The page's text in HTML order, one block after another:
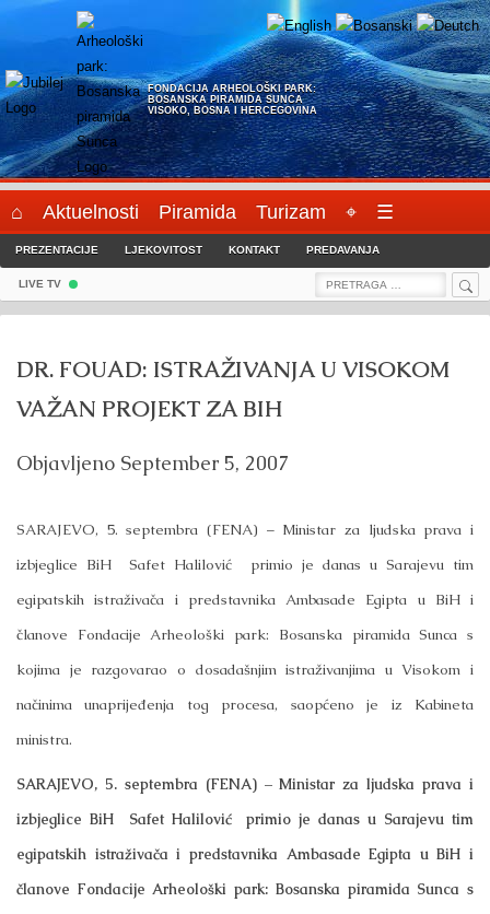
FONDACIJA ARHEOLOŠKI PARK:
BOSANSKA PIRAMIDA SUNCA
VISOKO, BOSNA I HERCEGOVINA
⌂ Aktuelnosti Piramida Turizam ⌖ ☰
PREZENTACIJE LJEKOVITOST KONTAKT PREDAVANJA
LIVE TV
Search
DR. FOUAD: ISTRAŽIVANJA U VISOKOM
VAŽAN PROJEKT ZA BIH
Objavljeno September 5, 2007
SARAJEVO, 5. septembra (FENA) – Ministar za ljudska prava i
izbjeglice BiH Safet Halilović primio je danas u Sarajevu tim
egipatskih istraživača i predstavnika Ambasade Egipta u BiH i
članove Fondacije Arheološki park: Bosanska piramida Sunca s
kojima je razgovarao o dosadašnjim istraživanjima u Visokom i
načinima unaprijeđenja tog procesa, saopćeno je iz Kabineta
ministra.
SARAJEVO, 5. septembra (FENA) – Ministar za ljudska prava i
izbjeglice BiH Safet Halilović primio je danas u Sarajevu tim
egipatskih istraživača i predstavnika Ambasade Egipta u BiH i
članove Fondacije Arheološki park: Bosanska piramida Sunca s